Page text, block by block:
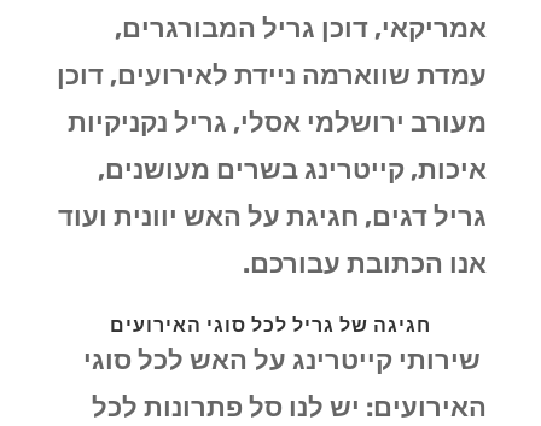
אמריקאי, דוכן גריל המבורגרים,
עמדת שווארמה ניידת לאירועים, דוכן
מעורב ירושלמי אסלי, גריל נקניקיות
איכות, קייטרינג בשרים מעושנים,
גריל דגים, חגיגת על האש יוונית ועוד
אנו הכתובת עבורכם.
חגיגה של גריל לכל סוגי האירועים
שירותי קייטרינג על האש לכל סוגי
האירועים: יש לנו סל פתרונות לכל